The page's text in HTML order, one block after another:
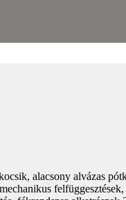
alacsony alvázas